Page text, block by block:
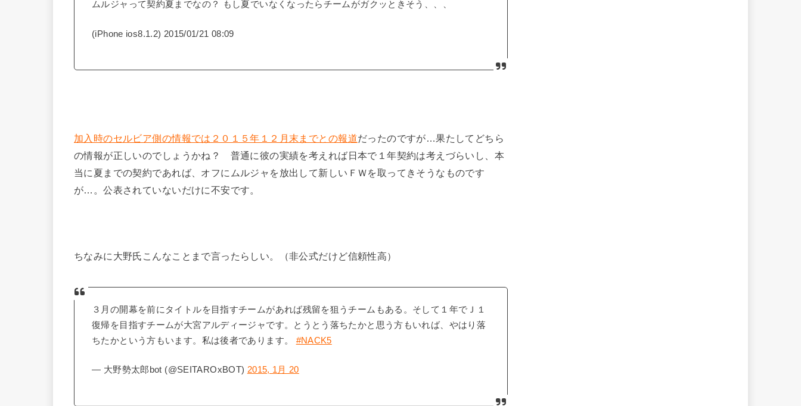
ムルジャって契約夏までなの？ もし夏でいなくなったらチームがガクッときそう、、、
(iPhone ios8.1.2) 2015/01/21 08:09
加入時のセルビア側の情報では２０１５年１２月末までとの報道だったのですが…果たしてどちら
の情報が正しいのでしょうかね？ 普通に彼の実績を考えれば日本で１年契約は考えづらいし、本
当に夏までの契約であれば、オフにムルジャを放出して新しいＦＷを取ってきそうなものです
が…。公表されていないだけに不安です。
ちなみに大野氏こんなことまで言ったらしい。（非公式だけど信頼性高）
３月の開幕を前にタイトルを目指すチームがあれば残留を狙うチームもある。そして１年でＪ１
復帰を目指すチームが大宮アルディージャです。とうとう落ちたかと思う方もいれば、やはり落
ちたかという方もいます。私は後者であります。 #NACK5
— 大野勢太郎bot (@SEITAROxBOT) 2015, 1月 20